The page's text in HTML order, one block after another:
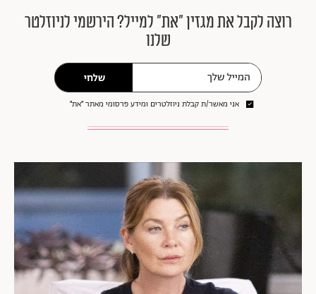
רוצה לקבל את מגזין ״את״ למייל? הירשמי לניוזלטר
שלנו
שלחי
אני מאשר/ת קבלת ניוזלטרים ומידע פרסומי מאתר ״את״